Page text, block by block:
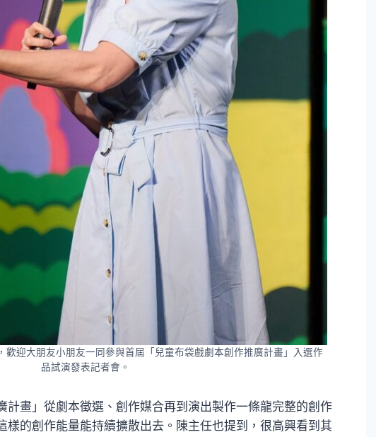
歡迎大朋友小朋友一同參與首屆「兒童布袋戲劇本創作推廣計畫」入選作
品試演發表記者會。
計畫」從劇本徵選、創作媒合再到演出製作一條龍完整的創作
樣的創作能量能持續擴散出去。陳主任也提到，很高興看到其